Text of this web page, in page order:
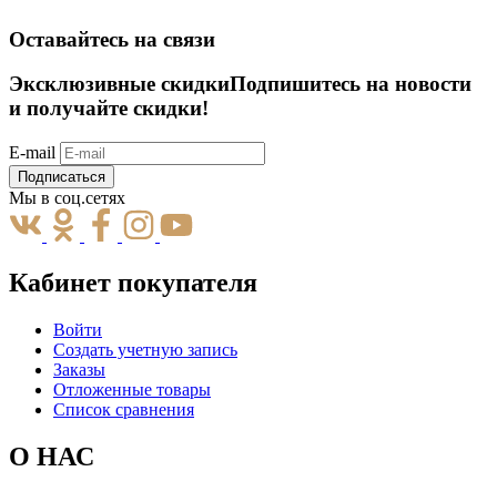
Оставайтесь на связи
Эксклюзивные скидкиПодпишитесь на новости
и получайте скидки!
E-mail
Подписаться
Мы в соц.сетях
Кабинет покупателя
Войти
Создать учетную запись
Заказы
Отложенные товары
Список сравнения
О НАС